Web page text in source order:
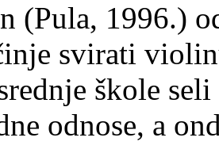
(Pula, 1996.)
svirati
škole
odnose, a